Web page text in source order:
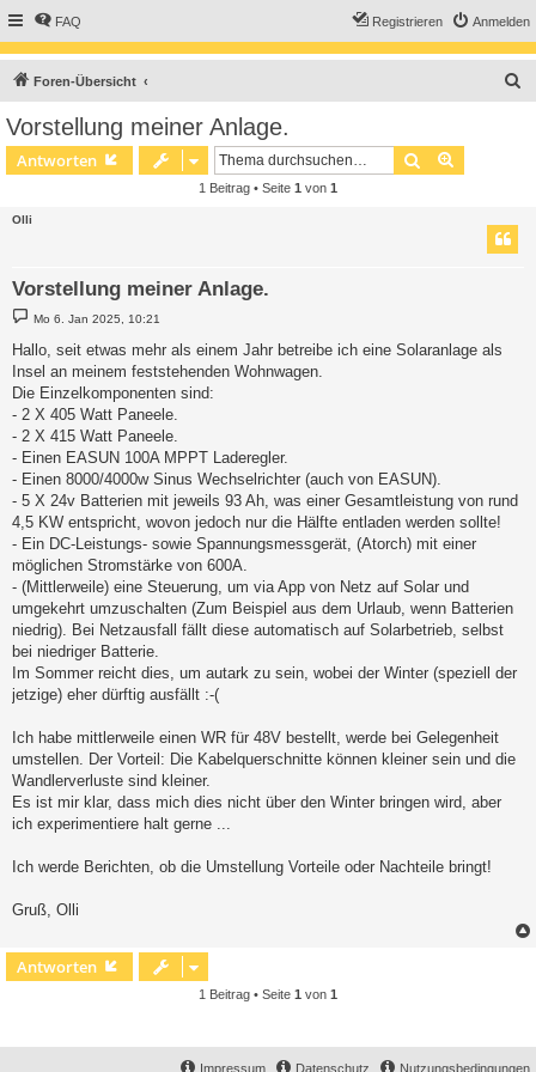
FAQ Anmelden
Registrieren
Foren-Übersicht
Vorstellung meiner Anlage.
Antworten Suche
1 Beitrag • Seite 1 von 1
Olli
Vorstellung meiner Anlage.
B
e
i
t
r
g
Mo 6. Jan 2025, 10:21
Hallo, seit etwas mehr als einem Jahr betreibe ich eine Solaranlage als
Insel an meinem feststehenden Wohnwagen.
Die Einzelkomponenten sind:
- 2 X 405 Watt Paneele.
- 2 X 415 Watt Paneele.
- Einen EASUN 100A MPPT Laderegler.
- Einen 8000/4000w Sinus Wechselrichter (auch von EASUN).
- 5 X 24v Batterien mit jeweils 93 Ah, was einer Gesamtleistung von rund
4,5 KW entspricht, wovon jedoch nur die Hälfte entladen werden sollte!
- Ein DC-Leistungs- sowie Spannungsmessgerät, (Atorch) mit einer
möglichen Stromstärke von 600A.
- (Mittlerweile) eine Steuerung, um via App von Netz auf Solar und
umgekehrt umzuschalten (Zum Beispiel aus dem Urlaub, wenn Batterien
niedrig). Bei Netzausfall fällt diese automatisch auf Solarbetrieb, selbst
bei niedriger Batterie.
Im Sommer reicht dies, um autark zu sein, wobei der Winter (speziell der
jetzige) eher dürftig ausfällt :-(
Ich habe mittlerweile einen WR für 48V bestellt, werde bei Gelegenheit
umstellen. Der Vorteil: Die Kabelquerschnitte können kleiner sein und die
Wandlerverluste sind kleiner.
Es ist mir klar, dass mich dies nicht über den Winter bringen wird, aber
ich experimentiere halt gerne ...
Ich werde Berichten, ob die Umstellung Vorteile oder Nachteile bringt!
Gruß, Olli
Antworten
1 Beitrag • Seite 1 von 1
Nutzungsbedingungen
Datenschutz
Impressum